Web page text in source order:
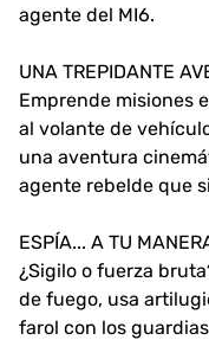
agente del MI6.
UNA TREPIDANTE
Emprende misiones
al volante de
una aventura
agente rebelde que
ESPÍA... A TU
¿Sigilo o fuerza
de fuego, usa
farol con los